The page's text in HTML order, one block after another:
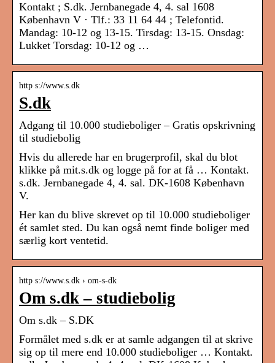
Kontakt ; S.dk. Jernbanegade 4, 4. sal 1608
København V · Tlf.: 33 11 64 44 ; Telefontid.
Mandag: 10-12 og 13-15. Tirsdag: 13-15. Onsdag:
Lukket Torsdag: 10-12 og …
http s://www.s.dk
S.dk
Adgang til 10.000 studieboliger – Gratis opskrivning
til studiebolig
Hvis du allerede har en brugerprofil, skal du blot
klikke på mit.s.dk og logge på for at få … Kontakt.
s.dk. Jernbanegade 4, 4. sal. DK-1608 København
V.
Her kan du blive skrevet op til 10.000 studieboliger
ét samlet sted. Du kan også nemt finde boliger med
særlig kort ventetid.
http s://www.s.dk › om-s-dk
Om s.dk – studiebolig
Om s.dk – S.DK
Formålet med s.dk er at samle adgangen til at skrive
sig op til mere end 10.000 studieboliger … Kontakt.